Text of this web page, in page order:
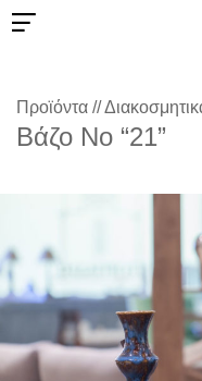
Προϊόντα //
Βάζο Νο “21”